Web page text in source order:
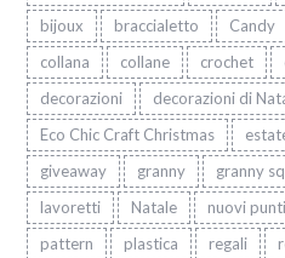
bijoux
braccialetto Candy
collana
collane crochet
decorazioni
decorazioni di
Eco Chic Craft Christmas
giveaway
granny granny
lavoretti
Natale nuovi
pattern
plastica regali